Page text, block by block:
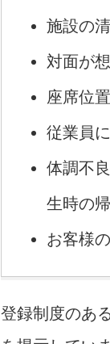
施設の
対面が
座席位
従業員
体調不
生時の
お客様
登録制度のあ